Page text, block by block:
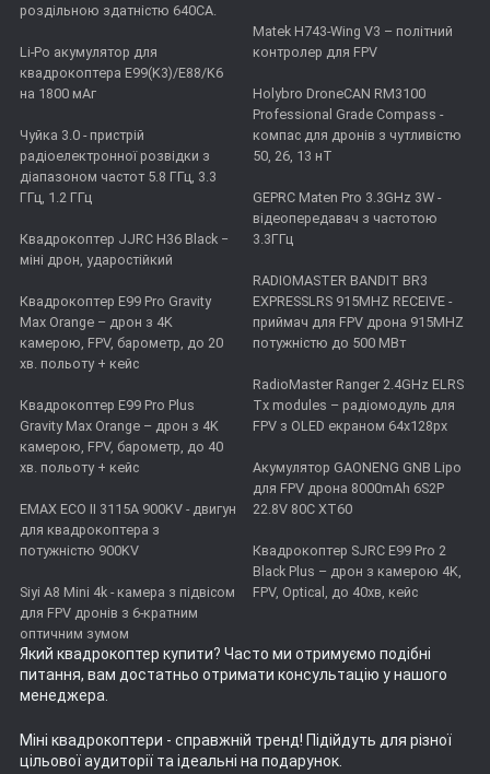
роздільною здатністю 640CA.
Li-Po акумулятор для
квадрокоптера E99(K3)/E88/K6
на 1800 мАг
Чуйка 3.0 - пристрій
радіоелектронної розвідки з
діапазоном частот 5.8 ГГц, 3.3
ГГц, 1.2 ГГц
Квадрокоптер JJRC H36 Black −
міні дрон, ударостійкий
Квадрокоптер E99 Pro Gravity
Max Orange – дрон з 4K
камерою, FPV, барометр, до 20
хв. польоту + кейс
Квадрокоптер E99 Pro Plus
Gravity Max Orange – дрон з 4K
камерою, FPV, барометр, до 40
хв. польоту + кейс
EMAX ECO II 3115А 900KV - двигун
для квадрокоптера з
потужністю 900KV
Siyi A8 Mini 4k - камера з підвісом
для FPV дронів з 6-кратним
оптичним зумом
Matek H743-Wing V3 – політний
контролер для FPV
Holybro DroneCAN RM3100
Professional Grade Compass -
компас для дронів з чутливістю
50, 26, 13 нТ
GEPRC Maten Pro 3.3GHz 3W -
відеопередавач з частотою
3.3ГГц
RADIOMASTER BANDIT BR3
EXPRESSLRS 915MHZ RECEIVE -
приймач для FPV дрона 915MHZ
потужністю до 500 МВт
RadioMaster Ranger 2.4GHz ELRS
Tx modules – радіомодуль для
FPV з OLED екраном 64x128px
Акумулятор GAONENG GNB Lipo
для FPV дрона 8000mAh 6S2P
22.8V 80C XT60
Квадрокоптер SJRC E99 Pro 2
Black Plus – дрон з камерою 4K,
FPV, Optical, до 40хв, кейс
Який квадрокоптер купити? Часто ми отримуємо подібні
питання, вам достатньо отримати консультацію у нашого
менеджера.
Міні квадрокоптери - справжній тренд! Підійдуть для різної
цільової аудиторії та ідеальні на подарунок.